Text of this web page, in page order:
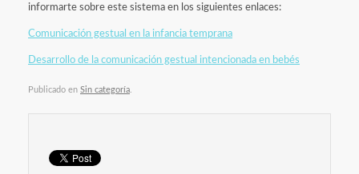
informarte sobre este sistema en los siguientes enlaces:
Comunicación gestual en la infancia temprana
Desarrollo de la comunicación gestual intencionada en bebés
Publicado en Sin categoría